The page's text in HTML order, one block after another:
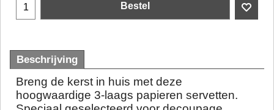
Bestel
Beschrijving
Breng de kerst in huis met deze
hoogwaardige 3-laags papieren servetten.